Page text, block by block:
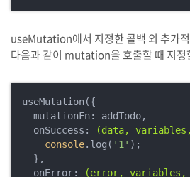
useMutation에서 지정한 콜백 외 추가
다음과 같이 mutation을 호출할 때 지정
useMutation({
  mutationFn: addTodo,
  onSuccess:
(data,
console.log( '1' );
  },
  onError:
(error, variables,